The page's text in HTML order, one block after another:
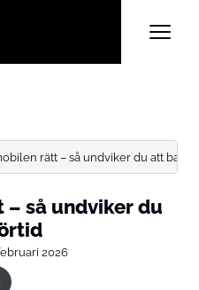
rätt – så undviker du att
så undviker du
2026